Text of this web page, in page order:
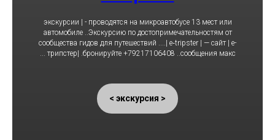
экскурсии | - проводятся на микроавтобусе 13 мест или
автомобиле ..Экскурсию по достопримечательностям от
сообщества гидов для путешествий ....| e‑tripster | — сайт | е-
трипстер| .бронируйте +79217106408 ..сообщения макс ...
< экскурсия >